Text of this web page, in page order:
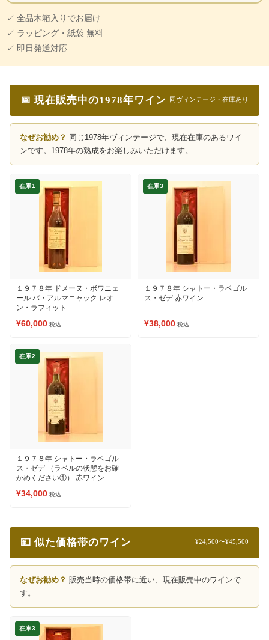
✓ 全品木箱入りでお届け
✓ ラッピング・紙袋 無料
✓ 即日発送対応
📅 現在販売中の1978年ワイン 同ヴィンテージ・在庫あり
なぜお勧め？ 同じ1978年ヴィンテージで、現在在庫のあるワイ
ンです。1978年の熟成をお楽しみいただけます。
在庫1
１９７８年 ドメーヌ・ボワニェ
ール バ・アルマニャック レオ
ン・ラフィット
¥60,000 税込
在庫3
１９７８年 シャトー・ラベゴル
ス・ゼデ 赤ワイン
¥38,000 税込
在庫2
１９７８年 シャトー・ラベゴル
ス・ゼデ （ラベルの状態をお確
かめください①） 赤ワイン
¥34,000 税込
💴 似た価格帯のワイン ¥24,500〜¥45,500
なぜお勧め？ 販売当時の価格帯に近い、現在販売中のワインで
す。
在庫3